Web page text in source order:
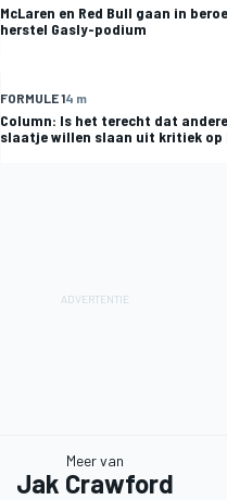
McLaren en Red Bull gaan in
herstel Gasly-podium
FORMULE 14 m
Column: Is het terecht dat
slaatje willen slaan uit kritiek op
Meer van
Jak Crawford